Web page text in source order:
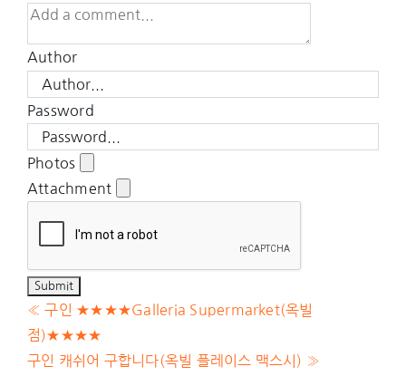
Author
Password
Photos
Attachment
« 구인 ★★★★Galleria Supermarket(옥빌
점)★★★★
구인 캐쉬어 구합니다(옥빌 플레이스 맥스시) »